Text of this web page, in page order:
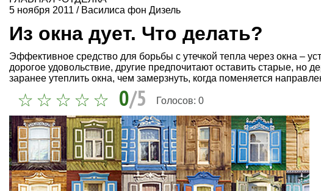
5 ноября 2011 / Василиса фон Дизель
Из окна дует. Что делать?
Эффективное средство для борьбы с утечкой тепла через окна –
дорогое удовольствие, другие предпочитают оставить старые,
заранее утеплить окна, чем замерзнуть, когда поменяется
0/5 Голосов: 0